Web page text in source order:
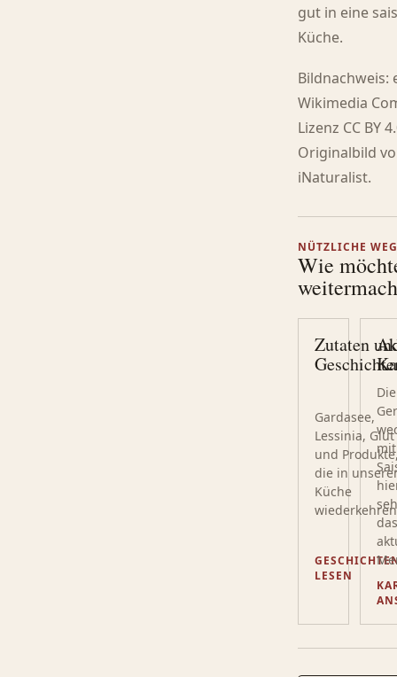
gut in eine
Küche.
Bildnachweis:
Wikimedia
Lizenz CC BY
Originalbild
iNaturalist.
NÜTZLICHE
Wie
Zutaten
Gardasee,
Lessinia, Glut
und
die in
Küche
LESEN
Die
das